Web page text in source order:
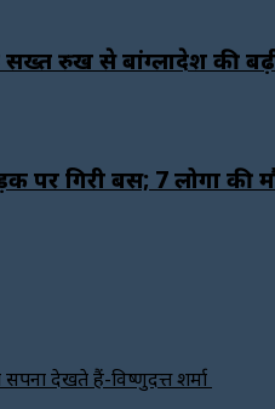
रुख से बांग्लादेश की
पर गिरी बस; 7 लोगों की
देखते हैं-विष्णुदत्त शर्मा